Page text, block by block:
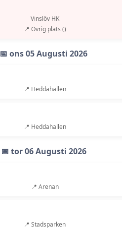
Vinslöv HK
📍 Övrig plats ()
📅 ons 05 Augusti 2026
📍 Heddahallen
📍 Heddahallen
📅 tor 06 Augusti 2026
📍 Arenan
📍 Stadsparken